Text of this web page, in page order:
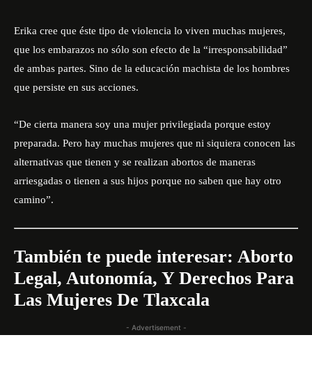
Erika cree que éste tipo de violencia lo viven muchas mujeres,
que los embarazos no sólo son efecto de la “irresponsabilidad”
de ambas partes. Sino de la educación machista de los hombres
que persiste en sus acciones.
“De cierta manera soy una mujer privilegiada porque estoy
preparada. Pero hay muchas mujeres que ni siquiera conocen las
alternativas que tienen y se realizan abortos de maneras
arriesgadas o tienen a sus hijos porque no saben que hay otro
camino”.
También te puede interesar: Aborto
Legal, Autonomía, Y Derechos Para
Las Mujeres De Tlaxcala
- Advertisement -